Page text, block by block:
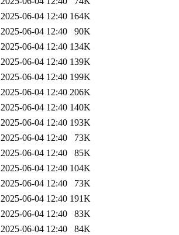
2025-06-04 12:40 164K
2025-06-04 12:40
90K
2025-06-04 12:40 134K
2025-06-04 12:40 139K
2025-06-04 12:40 199K
2025-06-04 12:40 206K
2025-06-04 12:40 140K
2025-06-04 12:40 193K
2025-06-04 12:40
73K
2025-06-04 12:40
85K
2025-06-04 12:40 104K
2025-06-04 12:40
73K
2025-06-04 12:40 191K
2025-06-04 12:40
83K
2025-06-04 12:40
84K